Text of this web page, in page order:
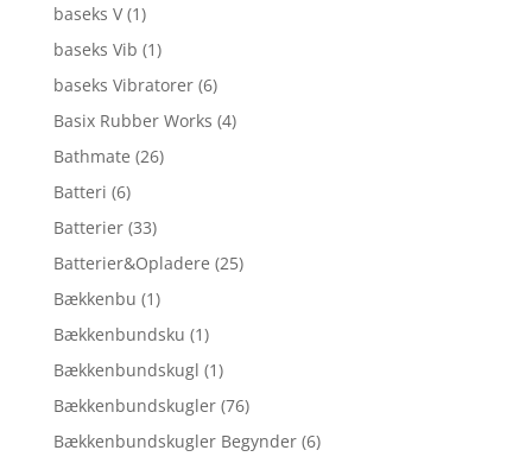
baseks V (1)
baseks Vib (1)
baseks Vibratorer (6)
Basix Rubber Works (4)
Bathmate (26)
Batteri (6)
Batterier (33)
Batterier&Opladere (25)
Bækkenbu (1)
Bækkenbundsku (1)
Bækkenbundskugl (1)
Bækkenbundskugler (76)
Bækkenbundskugler Begynder (6)